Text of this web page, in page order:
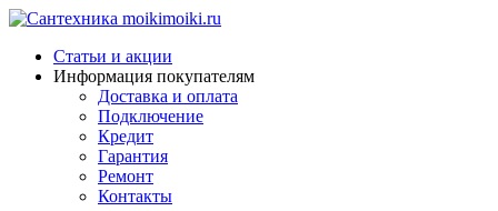
Статьи и акции
Информация покупателям
Доставка и оплата
Подключение
Кредит
Гарантия
Ремонт
Контакты